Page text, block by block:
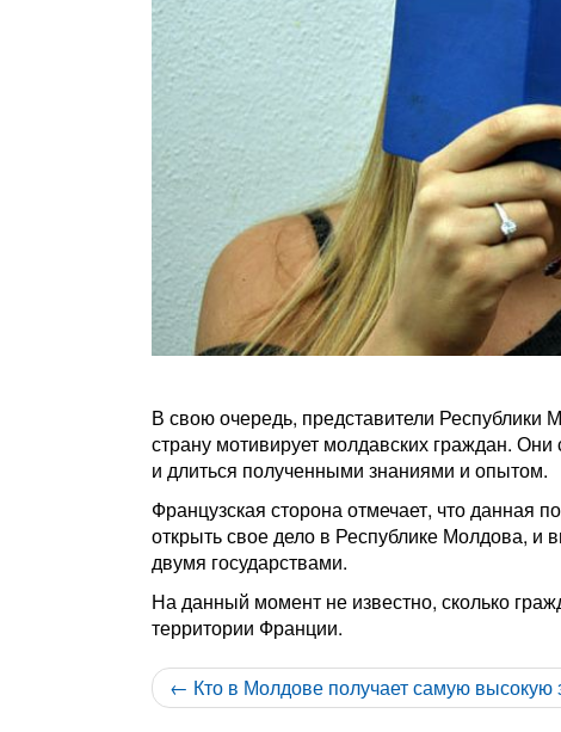
В свою очередь, представители
страну мотивирует молдавских граждан. Они
и длиться полученными знаниями и опытом.
Французская сторона отмечает, что
открыть свое дело в Республике Молдова, и
двумя государствами.
На данный момент не известно, сколько
территории Франции.
← Кто в Молдове получает самую высокую